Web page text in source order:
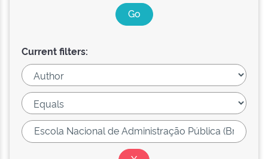
Current filters: